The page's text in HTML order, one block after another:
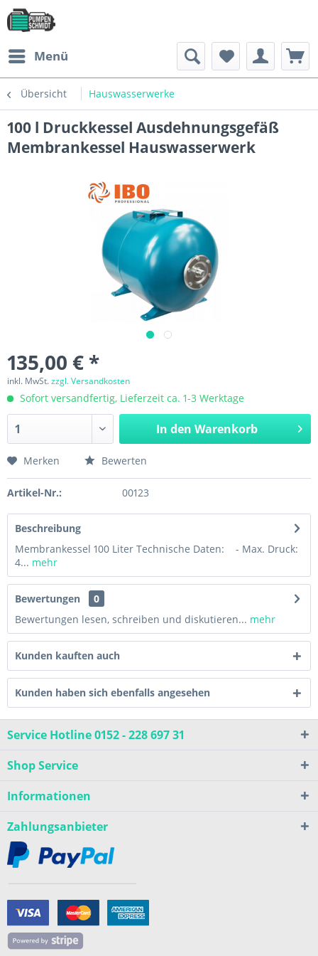
Menü
Übersicht Hauswasserwerke
100 l Druckkessel Ausdehnungsgefäß
Membrankessel Hauswasserwerk
135,00 € *
inkl. MwSt.zzgl. Versandkosten
Sofort versandfertig, Lieferzeit ca. 1-3 Werktage
In den Warenkorb
Merken Bewerten
Artikel-Nr.: 00123
Beschreibung
Membrankessel 100 Liter Technische Daten: - Max. Druck:
4... mehr
Bewertungen
0
Bewertungen lesen, schreiben und diskutieren... mehr
Kunden kauften auch
Kunden haben sich ebenfalls angesehen
Service Hotline 0152 - 228 697 31
Shop Service
Informationen
Zahlungsanbieter